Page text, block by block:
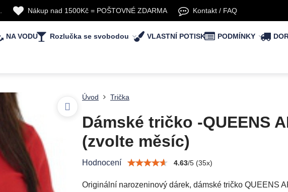
Nákup nad 1500Kč = POŠTOVNÉ ZDARMA Kontakt / FAQ
NA VODU Rozlučka se svobodou VLASTNÍ POTISK PODMÍNKY
Úvod Trička
Dámské tričko -QUEENS
(zvolte měsíc)
Hodnocení 4.63/5(35x)
Originální narozeninový dárek, dámské tričko QUEENS